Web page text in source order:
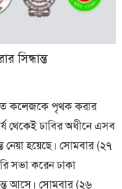
সিন্ধান্ত
কলেজকে পৃথক করার
থেকেই ঢাবির অধীনে এসব
নেয়া হয়েছে। সোমবার (২৭
সভা করেন ঢাকা
আসে। সোমবার (২৬